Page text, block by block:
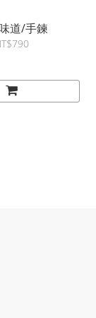
道/手鍊